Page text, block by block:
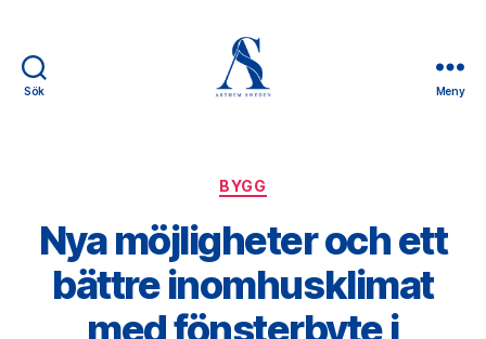
Sök Meny
Kategorier
BYGG
Nya möjligheter och ett
bättre inomhusklimat
med fönsterbyte i